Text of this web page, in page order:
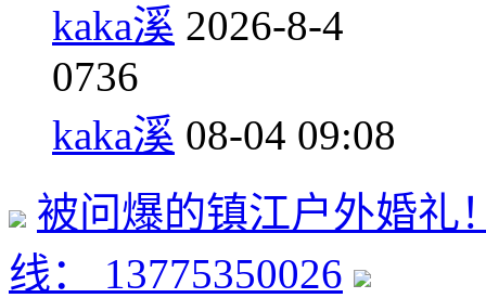
kaka溪 2026-8-4
0736
kaka溪 08-04 09:08
被问爆的镇江户外婚礼
线： 13775350026